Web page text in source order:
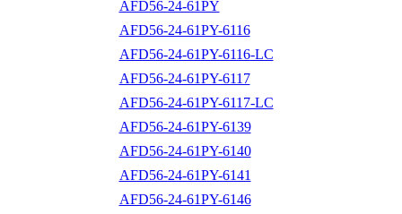
AFD56-24-61PY
AFD56-24-61PY-6116
AFD56-24-61PY-6116-LC
AFD56-24-61PY-6117
AFD56-24-61PY-6117-LC
AFD56-24-61PY-6139
AFD56-24-61PY-6140
AFD56-24-61PY-6141
AFD56-24-61PY-6146